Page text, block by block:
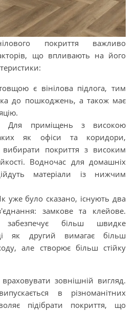
покриття важливо
що впливають на його
є вінілова підлога, тим
до пошкоджень, а також має
Для приміщень з високою
як офіси та коридори,
вибирати покриття з високим
Водночас для домашніх
матеріали із нижчим
уже було сказано, існують два
замкове та клейове.
більш швидке
як другий вимагає більш
але створює більш стійку
зовнішній вигляд.
в різноманітних
підібрати покриття, що